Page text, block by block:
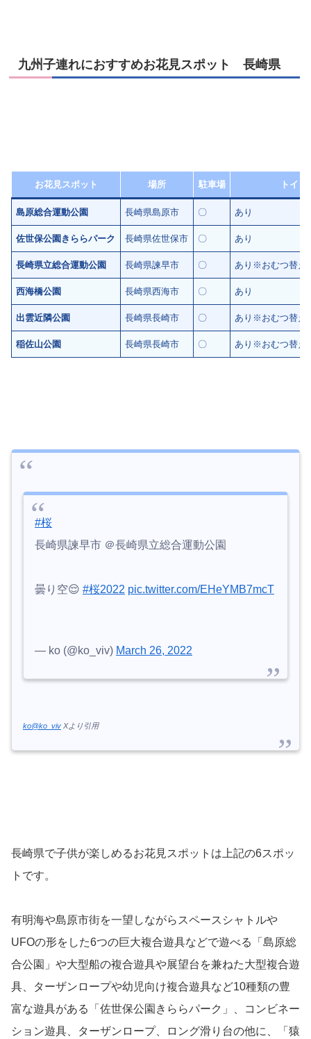
九州子連れにおすすめお花見スポット 長崎県
お花見スポット 場所 駐車場 トイレ
島原総合運動公園 長崎県島原市 〇 あり
佐世保公園きららパーク 長崎県佐世保市 〇 あり
長崎県立総合運動公園 長崎県諫早市 〇 あり※おむつ替え
西海橋公園 長崎県西海市 〇 あり
出雲近隣公園 長崎県長崎市 〇 あり※おむつ替え
稲佐山公園 長崎県長崎市 〇 あり※おむつ替え
#桜
長崎県諫早市 ＠長崎県立総合運動公園
曇り空😌 #桜2022 pic.twitter.com/EHeYMB7mcT
— ko (@ko_viv) March 26, 2022
ko@ko_viv Xより引用
長崎県で子供が楽しめるお花見スポットは上記の6スポッ
トです。
有明海や島原市街を一望しながらスペースシャトルや
UFOの形をした6つの巨大複合遊具などで遊べる「島原総
合公園」や大型船の複合遊具や展望台を兼ねた大型複合遊
具、ターザンロープや幼児向け複合遊具など10種類の豊
富な遊具がある「佐世保公園きららパーク」、コンビネー
ション遊具、ターザンロープ、ロング滑り台の他に、「猿